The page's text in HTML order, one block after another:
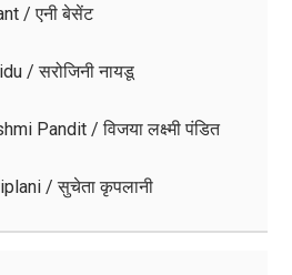
/ एनी बेसेंट
/ सरोजिनी नायडू
Pandit / विजया लक्ष्मी पंडित
/ सुचेता कृपलानी